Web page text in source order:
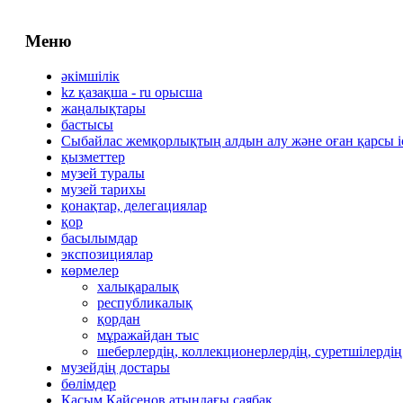
Меню
әкімшілік
kz қазақша - ru орысша
жаңалықтары
бастысы
Сыбайлас жемқорлықтың алдын алу және оған қарсы
қызметтер
музей туралы
музей тарихы
қонақтар, делегациялар
қор
басылымдар
экспозициялар
көрмелер
халықаралық
республикалық
қордан
мұражайдан тыс
шеберлердің, коллекционерлердің,
музейдің достары
бөлімдер
Қасым Қайсенов атындағы саябақ